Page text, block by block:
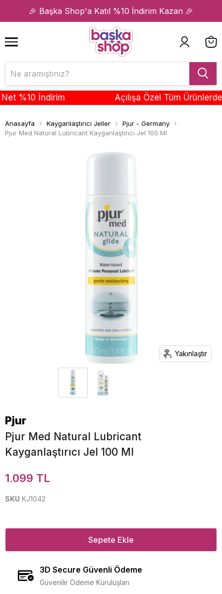
🎉 Başka Shop'a Katıl %10 İndirim Kazan 🎉
1 2
%10 İndirim Açılışa Özel Tüm Ürünlerde
Anasayfa Kayganlaştırıcı Jeller
Pjur - Germany
Pjur Med Natural Lubricant Kayganlaştırıcı Jel 100 Ml
Yakınlaştır
Pjur
Pjur Med Natural Lubricant
Kayganlaştırıcı Jel 100 Ml
1.099 TL
SKU KJ1042
Sepete Ekle
3D Secure Güvenli Ödeme
Güvenilir Ödeme Kuruluşları